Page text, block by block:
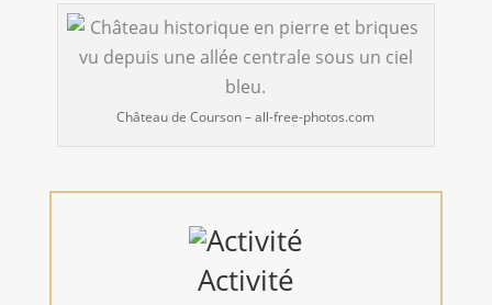
Château de Courson – all-free-photos.com
Activité